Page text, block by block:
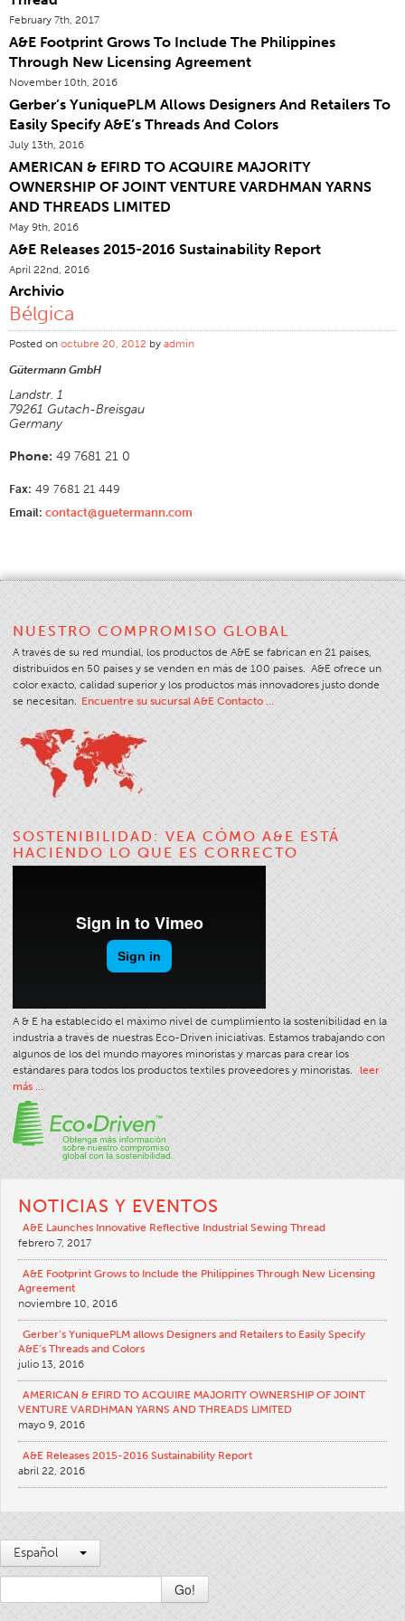
Certificaciones
Sucursales En El Mundo
Products Y Marcas
Descripción General
Hilo De Coser Industrial
Marca
Construcción Del Hilo
Aplicación
Hilo De Bordar
Marca
Tipo De Fibra
Distribuidor
Productos Textiles Para Aplicaciones Técnicas
Aplicación
Productos Para El Consumidor
Marca
Aplicación
Color
Muestrarios De Colores
Colores Personalizados
Ciencia Del Color
Descripción General
Selección Del Hilo
Tipo De Producto De Costura
Tabla De Ropa
Tabla De Filamentos
Peso De La Tela
Conocimientos Sobre Hilos
La Ciencia De Los Hilos
Selección De Hilos
Glosario
Consumo De Hilos
ANECALC
Boletines Técnicos
Apparel
Bordado
Otros
Tablas De Conversión
Noticias
Contacto
Oportunidades Laborales
February 7th, 2017
A&E Footprint Grows To Include The Philippines
Through New Licensing Agreement
November 10th, 2016
Gerber’s YuniquePLM Allows Designers And Retailers To
Easily Specify A&E’s Threads And Colors
July 13th, 2016
AMERICAN & EFIRD TO ACQUIRE MAJORITY
OWNERSHIP OF JOINT VENTURE VARDHMAN YARNS
AND THREADS LIMITED
May 9th, 2016
A&E Releases 2015-2016 Sustainability Report
April 22nd, 2016
Archivio
Bélgica
Posted on octubre 20, 2012 by admin
Gütermann GmbH
Landstr. 1
79261 Gutach-Breisgau
Germany
Phone: 49 7681 21 0
Fax: 49 7681 21 449
Email: contact@guetermann.com
NUESTRO COMPROMISO GLOBAL
A través de su red mundial, los productos de A&E se fabrican en 21 países,
distribuidos en 50 países y se venden en más de 100 países. A&E ofrece un
color exacto, calidad superior y los productos más innovadores justo donde
se necesitan.
Encuentre su sucursal A&E Contacto …
SOSTENIBILIDAD: VEA CÓMO A&E ESTÁ
HACIENDO LO QUE ES CORRECTO
A & E ha establecido el máximo nivel de cumplimiento la sostenibilidad en la
industria a través de nuestras Eco-Driven iniciativas. Estamos trabajando con
algunos de los del mundo mayores minoristas y marcas para crear los
estándares para todos los productos textiles proveedores y minoristas.
leer
más …
NOTICIAS Y EVENTOS
A&E Launches Innovative Reflective Industrial Sewing Thread
febrero 7, 2017
A&E Footprint Grows to Include the Philippines Through New Licensing
Agreement
noviembre 10, 2016
Gerber’s YuniquePLM allows Designers and Retailers to Easily Specify
A&E’s Threads and Colors
julio 13, 2016
AMERICAN & EFIRD TO ACQUIRE MAJORITY OWNERSHIP OF JOINT
VENTURE VARDHMAN YARNS AND THREADS LIMITED
mayo 9, 2016
A&E Releases 2015-2016 Sustainability Report
abril 22, 2016
Español
Go!